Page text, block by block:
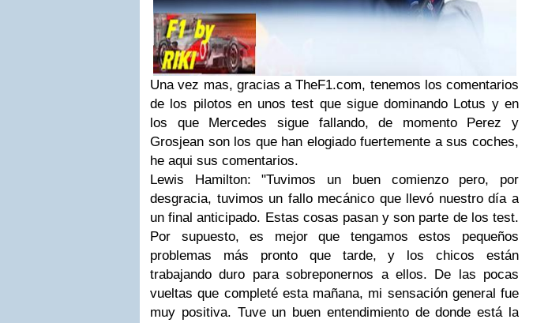
Una vez mas, gracias a TheF1.com, tenemos los comentarios
de los pilotos en unos test que sigue dominando Lotus y en
los que Mercedes sigue fallando, de momento Perez y
Grosjean son los que han elogiado fuertemente a sus coches,
he aqui sus comentarios.
Lewis Hamilton: "Tuvimos un buen comienzo pero, por
desgracia, tuvimos un fallo mecánico que llevó nuestro día a
un final anticipado. Estas cosas pasan y son parte de los test.
Por supuesto, es mejor que tengamos estos pequeños
problemas más pronto que tarde, y los chicos están
trabajando duro para sobreponernos a ellos. De las pocas
vueltas que completé esta mañana, mi sensación general fue
muy positiva. Tuve un buen entendimiento de donde está la